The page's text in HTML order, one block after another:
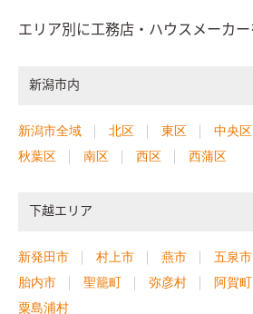
エリア別に工務店・ハウスメーカー
新潟市内
新潟市全域 北区 東区 中央区
秋葉区
南区 西区 西蒲区
下越エリア
新発田市 村上市 燕市 五泉市
胎内市
聖籠町 弥彦村 阿賀町
粟島浦村